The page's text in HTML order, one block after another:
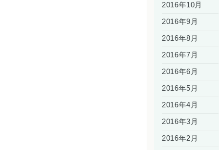
2016年10月
2016年9月
2016年8月
2016年7月
2016年6月
2016年5月
2016年4月
2016年3月
2016年2月